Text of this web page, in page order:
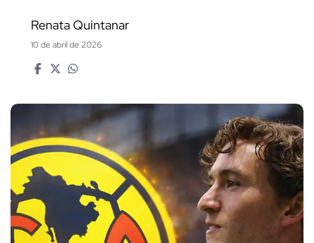
Renata Quintanar
10 de abril de 2026